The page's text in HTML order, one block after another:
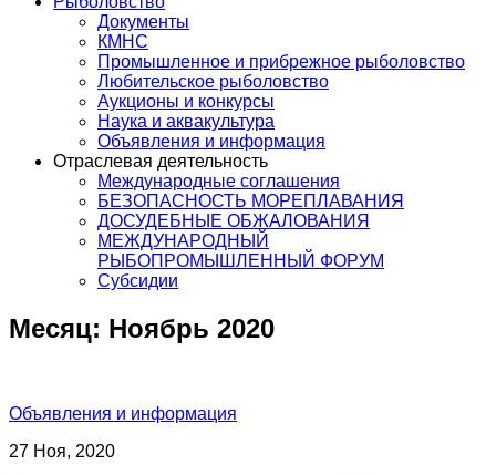
Документы
КМНС
Промышленное и прибрежное рыболовство
Любительское рыболовство
Аукционы и конкурсы
Наука и аквакультура
Объявления и информация
Отраслевая деятельность
Международные соглашения
БЕЗОПАСНОСТЬ МОРЕПЛАВАНИЯ
ДОСУДЕБНЫЕ ОБЖАЛОВАНИЯ
МЕЖДУНАРОДНЫЙ
РЫБОПРОМЫШЛЕННЫЙ ФОРУМ
Субсидии
Месяц: Ноябрь 2020
Объявления и информация
27 Ноя, 2020